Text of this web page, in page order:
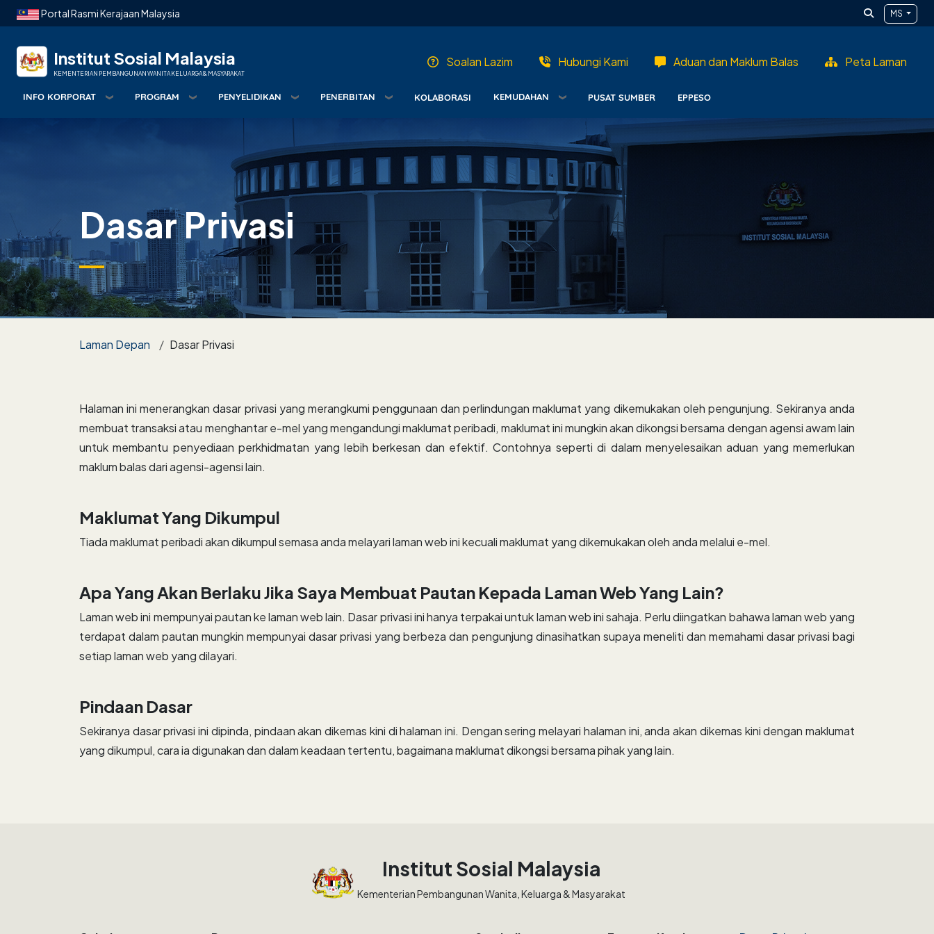
Langkau ke kandungan utama
Portal Rasmi Kerajaan Malaysia MS
Institut Sosial Malaysia
KEMENTERIAN PEMBANGUNAN WANITA KELUARGA & MASYARAKAT
Soalan Lazim Hubungi Kami Aduan dan Maklum Balas Peta Laman
INFO KORPORAT PROGRAM PENYELIDIKAN PENERBITAN KOLABORASI KEMUDAHAN PUSAT SUMBER EPPESO
Dasar Privasi
Breadcrumb
Laman Depan Dasar Privasi
Halaman ini menerangkan dasar privasi yang merangkumi penggunaan dan perlindungan maklumat yang dikemukakan oleh pengunjung. Sekiranya anda
membuat transaksi atau menghantar e-mel yang mengandungi maklumat peribadi, maklumat ini mungkin akan dikongsi bersama dengan agensi awam lain
untuk membantu penyediaan perkhidmatan yang lebih berkesan dan efektif. Contohnya seperti di dalam menyelesaikan aduan yang memerlukan
maklum balas dari agensi-agensi lain.
Maklumat Yang Dikumpul
Tiada maklumat peribadi akan dikumpul semasa anda melayari laman web ini kecuali maklumat yang dikemukakan oleh anda melalui e-mel.
Apa Yang Akan Berlaku Jika Saya Membuat Pautan Kepada Laman Web Yang Lain?
Laman web ini mempunyai pautan ke laman web lain. Dasar privasi ini hanya terpakai untuk laman web ini sahaja. Perlu diingatkan bahawa laman web yang
terdapat dalam pautan mungkin mempunyai dasar privasi yang berbeza dan pengunjung dinasihatkan supaya meneliti dan memahami dasar privasi bagi
setiap laman web yang dilayari.
Pindaan Dasar
Sekiranya dasar privasi ini dipinda, pindaan akan dikemas kini di halaman ini. Dengan sering melayari halaman ini, anda akan dikemas kini dengan maklumat
yang dikumpul, cara ia digunakan dan dalam keadaan tertentu, bagaimana maklumat dikongsi bersama pihak yang lain.
Institut Sosial Malaysia
Kementerian Pembangunan Wanita, Keluarga & Masyarakat